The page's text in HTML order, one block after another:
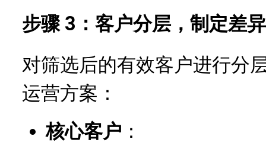
步骤 3：客户分层，制定差
对筛选后的有效客户进行分
运营方案：
核心客户 ：